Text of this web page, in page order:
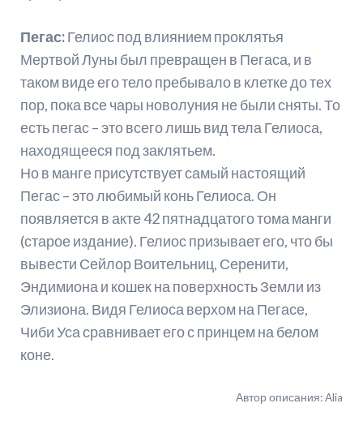
Пегас:Гелиос под влиянием проклятья
Мертвой Луны был превращен в Пегаса, и в
таком виде его тело пребывало в клетке до тех
пор, пока все чары новолуния не были сняты. То
есть пегас – это всего лишь вид тела Гелиоса,
находящееся под заклятьем.
Но в манге присутствует самый настоящий
Пегас – это любимый конь Гелиоса. Он
появляется в акте 42 пятнадцатого тома манги
(старое издание). Гелиос призывает его, что бы
вывести Сейлор Воительниц, Серенити,
Эндимиона и кошек на поверхность Земли из
Элизиона. Видя Гелиоса верхом на Пегасе,
Чиби Уса сравнивает его с принцем на белом
коне.
Автор описания: Alia